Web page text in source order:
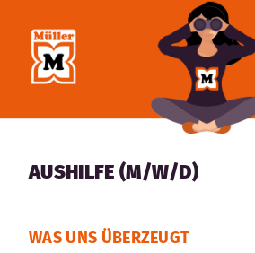
AUSHILFE (M/W/D)
WAS UNS ÜBERZEUGT